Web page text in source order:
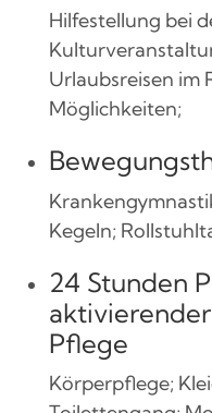
Hilfestellung bei
Urlaubsreisen im
Möglichkeiten;
Kegeln;
24 Stunden
Pflege
Körperpflege;